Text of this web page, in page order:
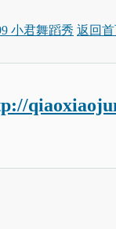
小君舞蹈秀 返回